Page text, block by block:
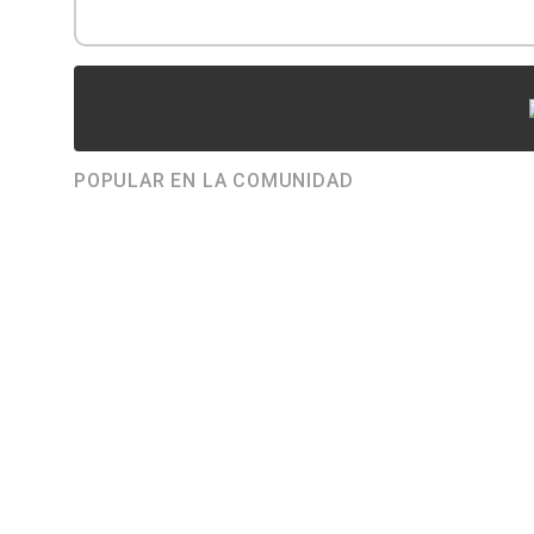
POPULAR EN LA COMUNIDAD